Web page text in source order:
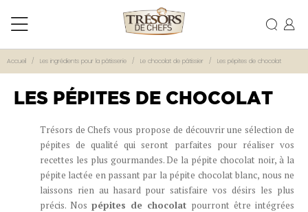
Accueil Les ingrédients pour la pâtisserie Le chocolat de pâtissier Les pépites de chocolat
LES PÉPITES DE CHOCOLAT
Trésors de Chefs vous propose de découvrir une sélection de
pépites de qualité qui seront parfaites pour réaliser vos
recettes les plus gourmandes. De la pépite chocolat noir, à la
pépite lactée en passant par la pépite chocolat blanc, nous ne
laissons rien au hasard pour satisfaire vos désirs les plus
précis. Nospépites de chocolat pourront être intégrées